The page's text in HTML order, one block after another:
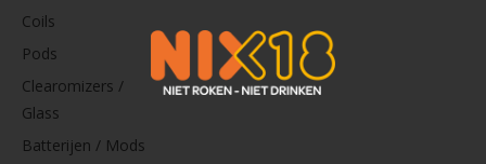
Coils
Pods
Clearomizers /
Glass
Batterijen / Mods